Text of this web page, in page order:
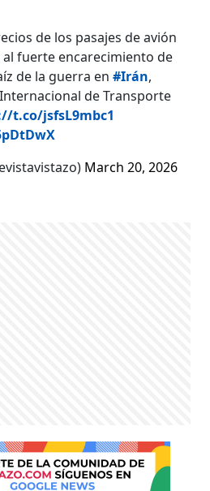
de los pasajes de avión
fuerte encarecimiento de
de la guerra en#Irán,
de Transporte
t.co/jsfsL9mbc1
March 20, 2026